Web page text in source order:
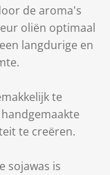
de aroma's
oliën optimaal
langdurige en
te
te creëren.
sojawas is